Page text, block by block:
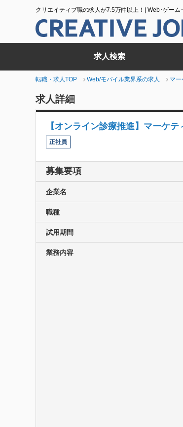
クリエイティブ職の求人が7.5万件以上！| Web･ゲーム
求人検索
転職・求人TOP Web/モバイル業界系の求人 マー
求人詳細
【オンライン診療推進】マーケ
正社員
募集要項
企業名
職種
試用期間
業務内容